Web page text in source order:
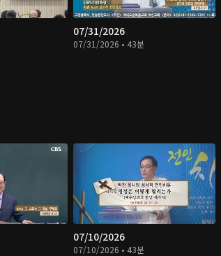
07/31/2026
07/31/2026 • 43분
07/10/2026
07/10/2026 • 43분